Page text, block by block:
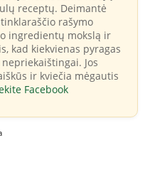
receptų. Deimantė
rašymo
ingredientų mokslą ir
kad kiekvienas pyragas
Jos
ir kviečia mėgautis
Facebook